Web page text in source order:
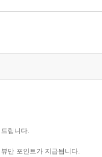
립니다.
만 포인트가 지급됩니다.